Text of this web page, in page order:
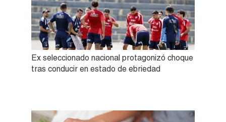
Ex seleccionado nacional protagonizó choque
tras conducir en estado de ebriedad